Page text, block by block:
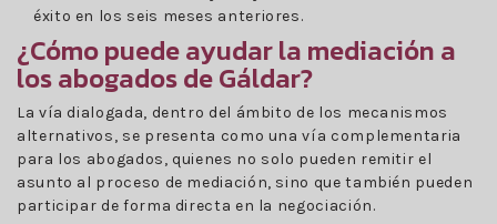
éxito en los seis meses anteriores.
¿Cómo puede ayudar la mediación a
los abogados de Gáldar?
La vía dialogada, dentro del ámbito de los mecanismos
alternativos, se presenta como una vía complementaria
para los abogados, quienes no solo pueden remitir el
asunto al proceso de mediación, sino que también pueden
participar de forma directa en la negociación.